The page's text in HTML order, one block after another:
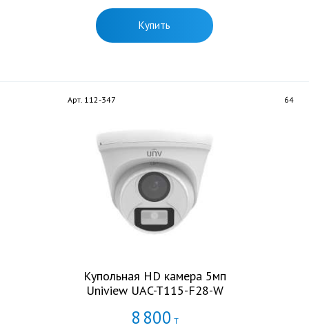
Купить
Арт. 112-347 64
Купольная HD камера 5мп
Uniview UAC-T115-F28-W
8 800 Т